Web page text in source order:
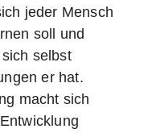
jeder Mensch
soll und
selbst
er hat.
macht sich